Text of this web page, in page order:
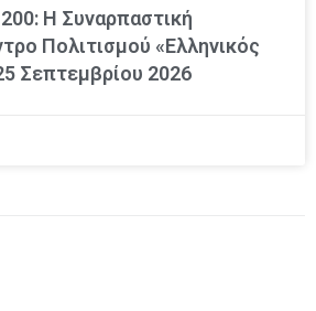
Η Συναρπαστική
Πολιτισμού «Ελληνικός
Σεπτεμβρίου 2026